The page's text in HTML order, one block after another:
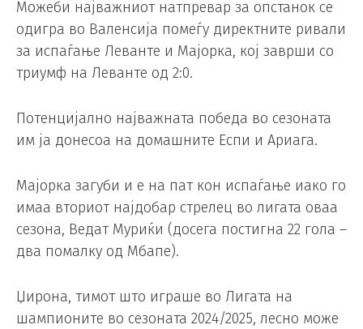
Можеби најважниот натпревар за опстанок се
одигра во Валенсија помеѓу директните ривали
за испаѓање Леванте и Мајорка, кој заврши со
триумф на Леванте од 2:0.
Потенцијално најважната победа во сезоната
им ја донесоа на домашните Еспи и Ариага.
Мајорка загуби и е на пат кон испаѓање иако го
имаа вториот најдобар стрелец во лигата оваа
сезона, Ведат Муриќи (досега постигна 22 гола –
два помалку од Мбапе).
Џирона, тимот што играше во Лигата на
шампионите во сезоната 2024/2025, лесно може